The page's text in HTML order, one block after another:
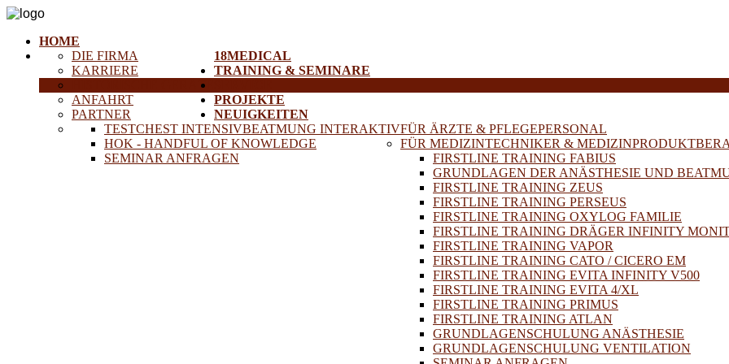
HOME
18MEDICAL
DIE FIRMA
KARRIERE
HISTORISCHE GERÄTE
ANFAHRT
PARTNER
TRAINING & SEMINARE
FÜR ÄRZTE & PFLEGEPERSONAL
TESTCHEST INTENSIVBEATMUNG INTERAKTIV
HOK - HANDFUL OF KNOWLEDGE
SEMINAR ANFRAGEN
FÜR MEDIZINTECHNIKER &
FIRSTLINE TRAINING FABIUS
GRUNDLAGEN DER ANÄSTHESIE UND
FIRSTLINE TRAINING ZEUS
FIRSTLINE TRAINING PERSEUS
FIRSTLINE TRAINING OXYLOG FAMILIE
FIRSTLINE TRAINING DRÄGER INFINITY
FIRSTLINE TRAINING VAPOR
FIRSTLINE TRAINING CATO / CICERO EM
FIRSTLINE TRAINING EVITA INFINITY V500
FIRSTLINE TRAINING EVITA 4/XL
FIRSTLINE TRAINING PRIMUS
FIRSTLINE TRAINING ATLAN
GRUNDLAGENSCHULUNG ANÄSTHESIE
GRUNDLAGENSCHULUNG VENTILATION
PROJEKTE
NEUIGKEITEN